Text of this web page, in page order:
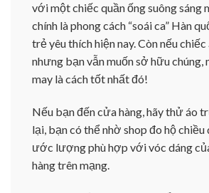
với một chiếc quần ống suông sáng
chính là phong cách “soái ca” Hàn
trẻ yêu thích hiện nay. Còn nếu
nhưng bạn vẫn muốn sở hữu
may là cách tốt nhất đó!
Nếu bạn đến cửa hàng, hãy thử áo
lại, bạn có thể nhờ shop đo hộ chiều
ước lượng phù hợp với vóc dáng
hàng trên mạng.